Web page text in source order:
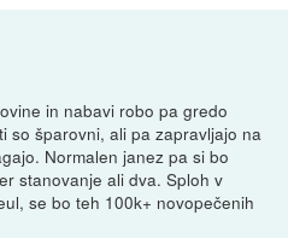
in nabavi robo pa gredo
so šparovni, ali pa zapravljajo na
Normalen janez pa si bo
stanovanje ali dva. Sploh v
se bo teh 100k+ novopečenih